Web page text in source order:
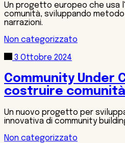
Un progetto europeo che usa
comunità, sviluppando
narrazioni.
Non categorizzato
3 Ottobre 2024
Community Under
costruire
Un nuovo progetto per
innovativa di community
Non categorizzato